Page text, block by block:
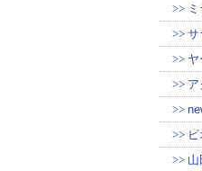
サ
ヤ
ア